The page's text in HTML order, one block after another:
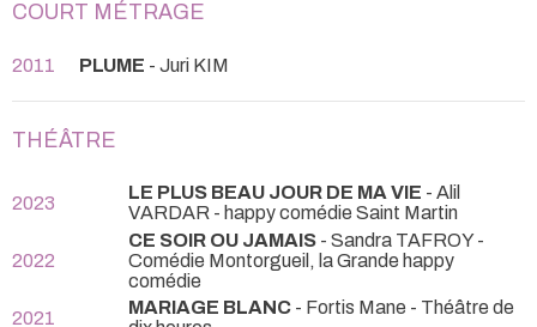
COURT MÉTRAGE
2011 PLUME - Juri KIM
THÉÂTRE
2023 LE PLUS BEAU JOUR DE MA VIE - Alil
VARDAR - happy comédie Saint Martin
2022
CE SOIR OU JAMAIS - Sandra TAFROY-
Comédie Montorgueil, la Grande happy
comédie
2021
MARIAGE BLANC - Fortis Mane - Théâtre de